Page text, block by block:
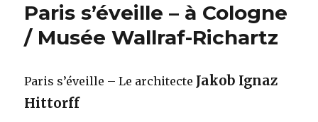
Paris s’éveille – à Cologne
/ Musée Wallraf-Richartz
Paris s’éveille – Le architecte Jakob Ignaz
Hittorff